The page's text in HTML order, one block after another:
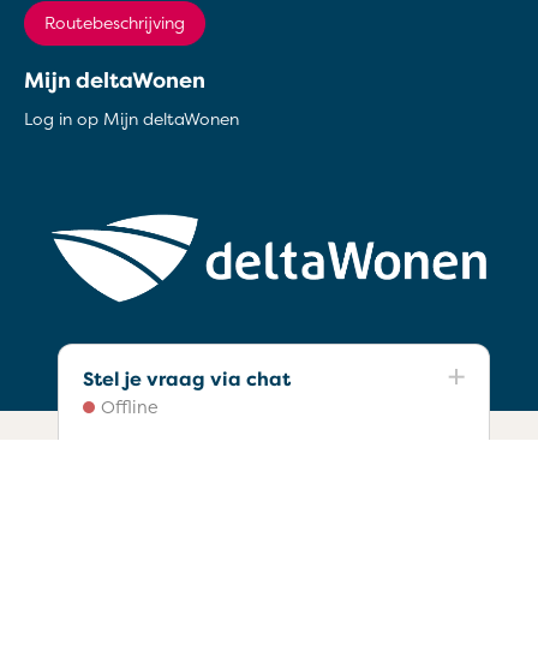
Routebeschrijving
Mijn deltaWonen
Log in op Mijn deltaWonen
Stel je vraag via chat
Offline